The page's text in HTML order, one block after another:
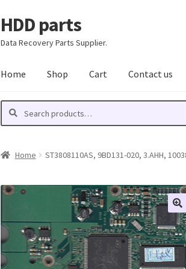
Skip
to
Skip
to
HDD parts
Data Recovery Parts Supplier.
Home Shop Cart Contact us
Search
Search
Home ST3808110AS, 9BD131-020, 3.AHH,